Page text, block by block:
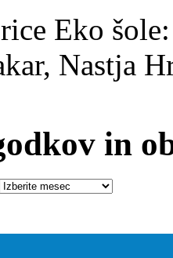
Eko
Nastja
in